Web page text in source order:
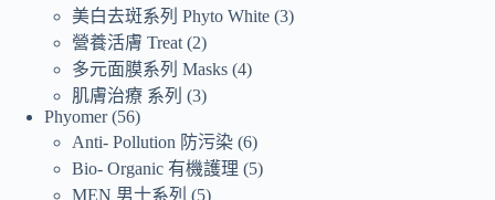
美白去斑系列 Phyto White 3
營養活膚 Treat 2
多元面膜系列 Masks 4
肌膚治療 系列
3
Phyomer 56
Anti- Pollution 防污染 6
Bio- Organic 有機護理
5
MEN 男士系列
5